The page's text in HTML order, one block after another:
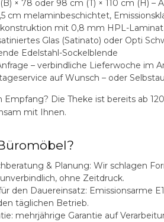
× 78 oder 98 cm (T) × 110 cm (H) –
cm melaminbeschichtet,
mit 0,8 mm HPL-Laminat
Glas (Satinato) oder Opti
Edelstahl-Sockelblende
– verbindliche Lieferwoche im
auf Wunsch – oder
Die Theke ist bereits ab
mit Ihnen.
& Planung: Wir schlagen
ohne Zeitdruck.
den Dauereinsatz: Emissionsarme
täglichen Betrieb.
mehrjährige Garantie auf